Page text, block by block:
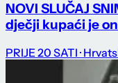
NOVI SLUČAJ
dječji kupaći je
PRIJE 20 SATI ·